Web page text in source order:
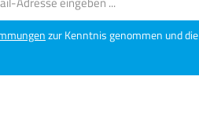
Mail-
Adresse*
zur Kenntnis genommen und die